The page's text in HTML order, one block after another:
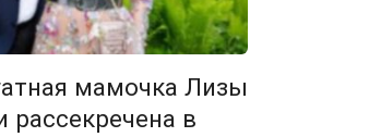
мамочка Лизы
рассекречена в